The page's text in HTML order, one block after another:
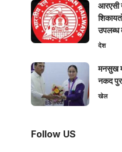
आरएसी
उपलब्ध
देश
मनसुख
नकद
खेल
Follow US